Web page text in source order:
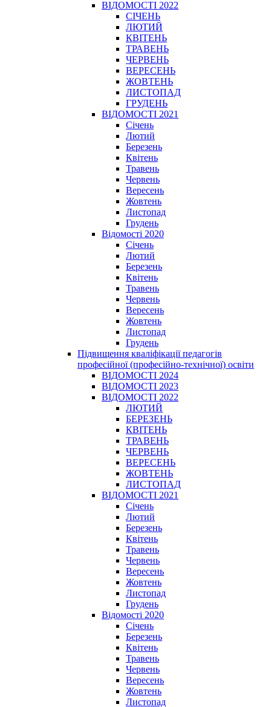
ВІДОМОСТІ 2022
СІЧЕНЬ
ЛЮТИЙ
КВІТЕНЬ
ТРАВЕНЬ
ЧЕРВЕНЬ
ВЕРЕСЕНЬ
ЖОВТЕНЬ
ЛИСТОПАД
ГРУДЕНЬ
ВІДОМОСТІ 2021
Січень
Лютий
Березень
Квітень
Травень
Червень
Вересень
Жовтень
Листопад
Грудень
Відомості 2020
Січень
Лютий
Березень
Квітень
Травень
Червень
Вересень
Жовтень
Листопад
Грудень
Підвищення кваліфікації педагогів
професійної (професійно-технічної) освіти
ВІДОМОСТІ 2024
ВІДОМОСТІ 2023
ВІДОМОСТІ 2022
ЛЮТИЙ
БЕРЕЗЕНЬ
КВІТЕНЬ
ТРАВЕНЬ
ЧЕРВЕНЬ
ВЕРЕСЕНЬ
ЖОВТЕНЬ
ЛИСТОПАД
ВІДОМОСТІ 2021
Січень
Лютий
Березень
Квітень
Травень
Червень
Вересень
Жовтень
Листопад
Грудень
Відомості 2020
Січень
Березень
Квітень
Травень
Червень
Вересень
Жовтень
Листопад